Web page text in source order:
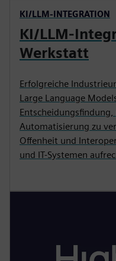
KI/LLM-INTEGRATION
KI/LLM-
Werkstatt
Erfolgreiche
Large Language
Automatisierung zu
Offenheit und
und IT-Systemen